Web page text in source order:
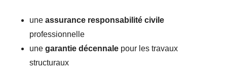
une assurance responsabilité civile
professionnelle
une garantie décennale pour les travaux
structuraux